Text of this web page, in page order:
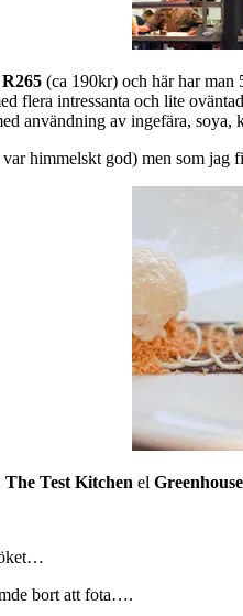
R265 (ca 190kr) och här har man
flera intressanta och lite
användning av ingefära, soya,
himmelskt god) men som jag
The Test Kitchen el Greenhouse
bort att fota….